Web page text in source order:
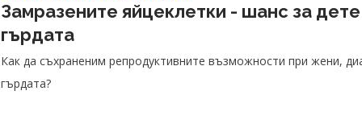
Замразените яйцеклетки - шанс за
гърдата
Как да съхраненим репродуктивните възможности при жени, диагностицирани с рак на